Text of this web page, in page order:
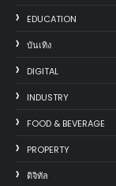
EDUCATION
บันเทิง
DIGITAL
INDUSTRY
FOOD & BEVERAGE
PROPERTY
ดิจิทัล